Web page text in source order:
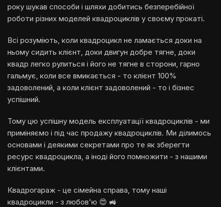
року шукав способи і шляхи добитись безперебійної
роботи різних моделей квадроциклів у своєму прокаті.
Всі розуміють, коли квадроцикл не ламається доки на
ньому сидить клієнт, доки двигун добре тягне, доки
квадр легко рулиться і його не тягне в сторони, гарно
гальмує, коли все вмикається - то клієнт 100%
задоволений, а коли клієнт задоволений - то і бізнес
успішний.
Тому цю успішну модель експлуатації квадроциклів - ми
приміняємо і під час продажу квадроциклів. Ми ділимось
основами і деякими секретами про те як зберегти
ресурс квадроцикла, а іноді його помножити - з нашими
клієнтами.
Квадрогараж - це сімейна справа, тому наші
квадроцикли - з любов'ю 😍 🚜